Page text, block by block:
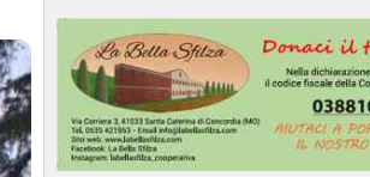
FEED RSS
MAPPA DEL SITO
NORMATIVE
DEONTOLOGICHE